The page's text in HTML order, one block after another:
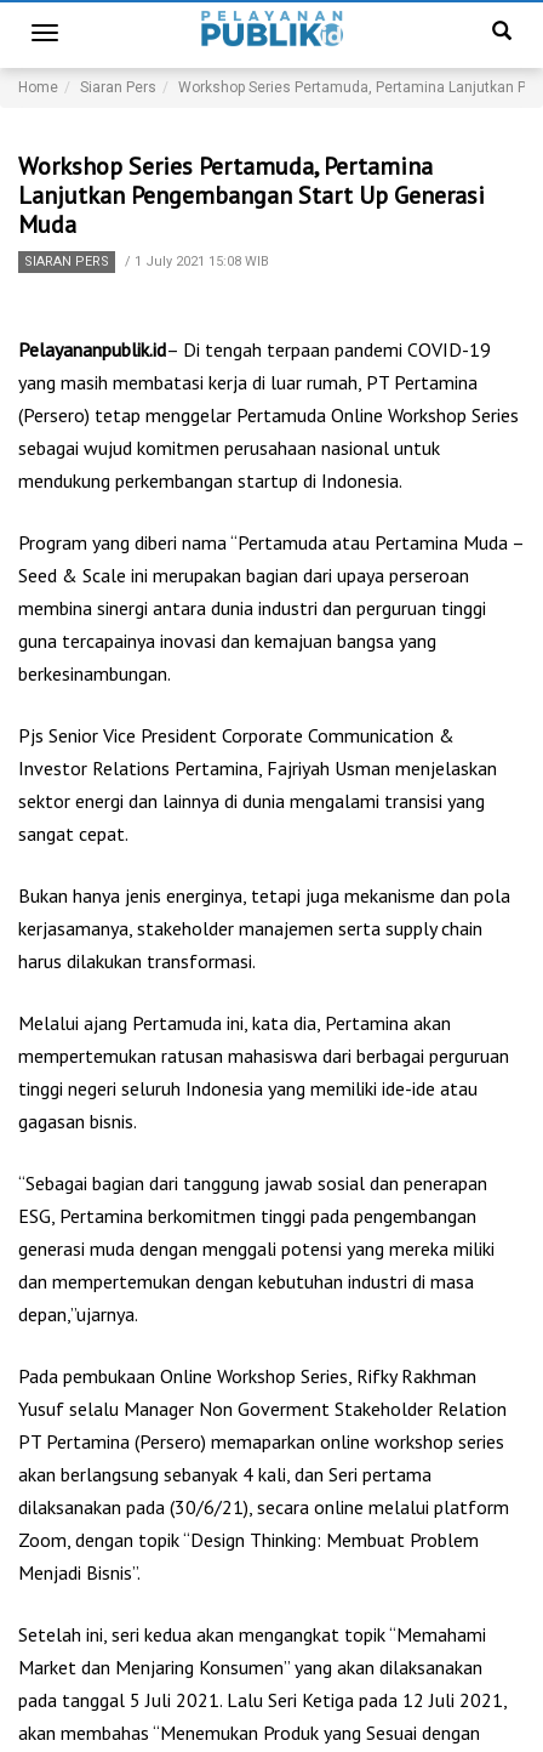
Toggle
navigation
Home Siaran Pers Workshop Series Pertamuda, Pertamina Lanjutkan
Workshop Series Pertamuda, Pertamina
Lanjutkan Pengembangan Start Up Generasi
Muda
SIARAN PERS / 1 July 2021 15:08 WIB
Pelayananpublik.id– Di tengah terpaan pandemi COVID-19
yang masih membatasi kerja di luar rumah, PT Pertamina
(Persero) tetap menggelar Pertamuda Online Workshop Series
sebagai wujud komitmen perusahaan nasional untuk
mendukung perkembangan startup di Indonesia.
Program yang diberi nama “Pertamuda atau Pertamina Muda –
Seed & Scale ini merupakan bagian dari upaya perseroan
membina sinergi antara dunia industri dan perguruan tinggi
guna tercapainya inovasi dan kemajuan bangsa yang
berkesinambungan.
Pjs Senior Vice President Corporate Communication &
Investor Relations Pertamina, Fajriyah Usman menjelaskan
sektor energi dan lainnya di dunia mengalami transisi yang
sangat cepat.
Bukan hanya jenis energinya, tetapi juga mekanisme dan pola
kerjasamanya, stakeholder manajemen serta supply chain
harus dilakukan transformasi.
Melalui ajang Pertamuda ini, kata dia, Pertamina akan
mempertemukan ratusan mahasiswa dari berbagai perguruan
tinggi negeri seluruh Indonesia yang memiliki ide-ide atau
gagasan bisnis.
“Sebagai bagian dari tanggung jawab sosial dan penerapan
ESG, Pertamina berkomitmen tinggi pada pengembangan
generasi muda dengan menggali potensi yang mereka miliki
dan mempertemukan dengan kebutuhan industri di masa
depan,”ujarnya.
Pada pembukaan Online Workshop Series, Rifky Rakhman
Yusuf selalu Manager Non Goverment Stakeholder Relation
PT Pertamina (Persero) memaparkan online workshop series
akan berlangsung sebanyak 4 kali, dan Seri pertama
dilaksanakan pada (30/6/21), secara online melalui platform
Zoom, dengan topik “Design Thinking: Membuat Problem
Menjadi Bisnis”.
Setelah ini, seri kedua akan mengangkat topik “Memahami
Market dan Menjaring Konsumen” yang akan dilaksanakan
pada tanggal 5 Juli 2021. Lalu Seri Ketiga pada 12 Juli 2021,
akan membahas “Menemukan Produk yang Sesuai dengan